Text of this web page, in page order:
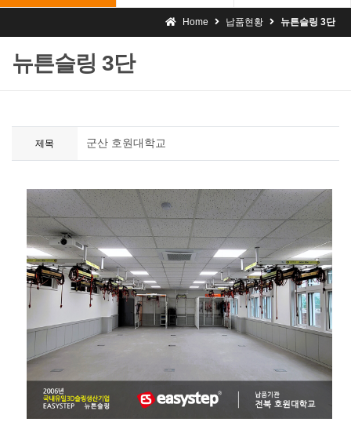
Home 납품현황 뉴튼슬링 3단
뉴튼슬링 3단
제목 군산 호원대학교